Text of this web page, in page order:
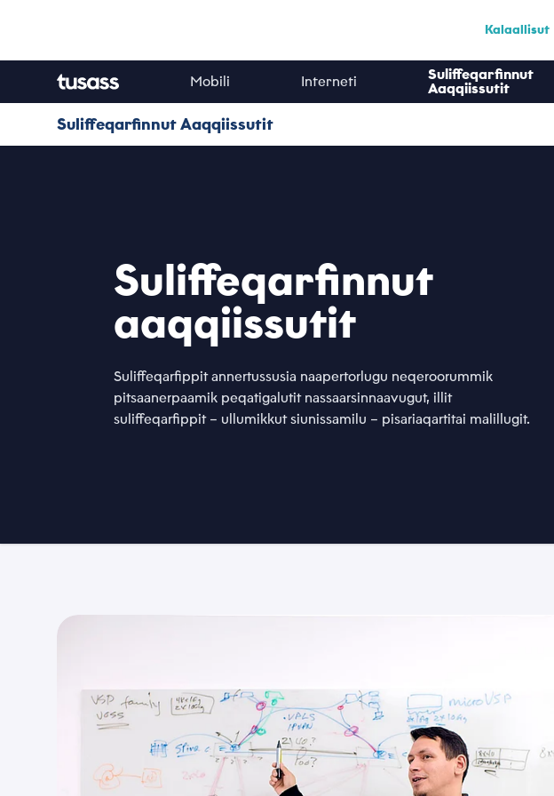
Kalaallisut
Mobili Interneti
Suliffeqarfinnut
Aaqqiissutit
Suliffeqarfinnut Aaqqiissutit
Suliffeqarfinnut
aaqqiissutit
Suliffeqarfippit annertussusia naapertorlugu neqeroorummik
pitsaanerpaamik peqatigalutit nassaarsinnaavugut, illit
suliffeqarfippit – ullumikkut siunissamilu – pisariaqartitai malillugit.
Emaili